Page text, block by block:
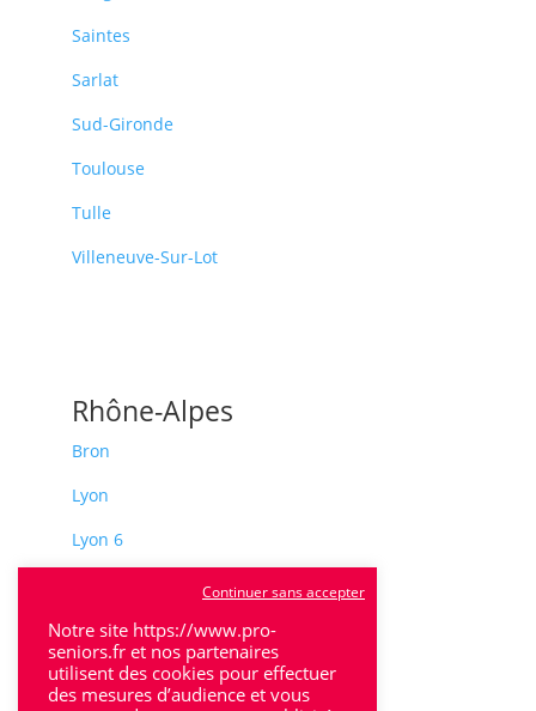
Saintes
Sarlat
Sud-Gironde
Toulouse
Tulle
Villeneuve-Sur-Lot
Rhône-Alpes
Bron
Lyon
Lyon 6
Calluire
Décines
Notre site https://www.pro-
seniors.fr et nos partenaires
utilisent des cookies pour effectuer
des mesures d’audience et vous
Continuer sans accepter